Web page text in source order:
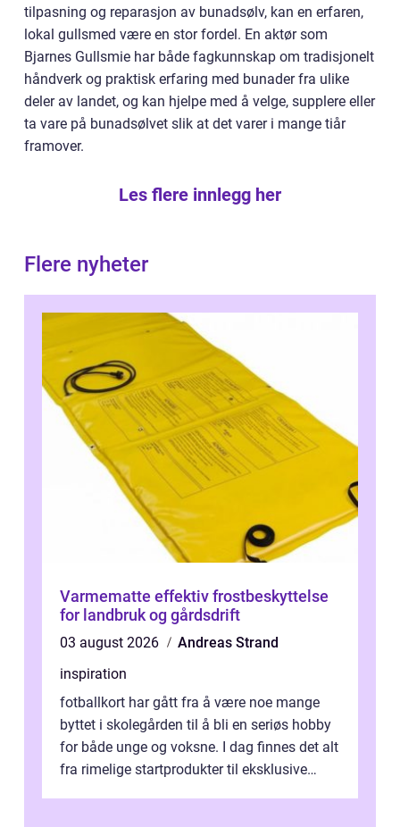
tilpasning og reparasjon av bunadsølv, kan en erfaren,
lokal gullsmed være en stor fordel. En aktør som
Bjarnes Gullsmie har både fagkunnskap om tradisjonelt
håndverk og praktisk erfaring med bunader fra ulike
deler av landet, og kan hjelpe med å velge, supplere eller
ta vare på bunadsølvet slik at det varer i mange tiår
framover.
Les flere innlegg her
Flere nyheter
Varmematte effektiv frostbeskyttelse
for landbruk og gårdsdrift
03 august 2026
Andreas Strand
inspiration
fotballkort har gått fra å være noe mange
byttet i skolegården til å bli en seriøs hobby
for både unge og voksne. I dag finnes det alt
fra rimelige startprodukter til eksklusive